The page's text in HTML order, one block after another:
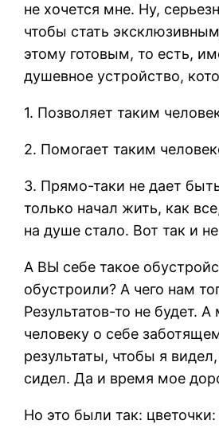
не хочется мне. Ну,
чтобы стать
этому готовым, то есть,
душевное устройство,
1. Позволяет таким
2. Помогает таким
3. Прямо-таки не дает
только начал жить, как
на душе стало. Вот так и
А ВЫ себе такое
обустроили? А чего нам
Результатов-то не будет. А
человеку о себе
результаты, чтобы я
сидел. Да и время мое
Но это были так: